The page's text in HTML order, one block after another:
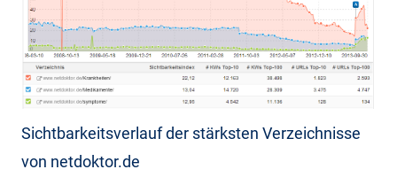
Sichtbarkeitsverlauf der stärksten Verzeichnisse
von netdoktor.de